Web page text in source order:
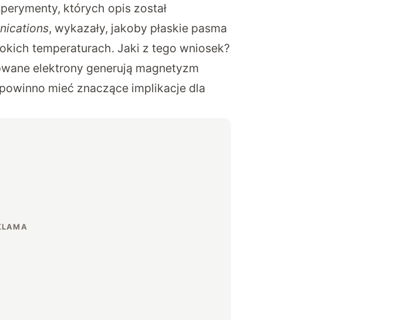
których opis został
, wykazały, jakoby płaskie pasma
temperaturach. Jaki z tego wniosek?
elektrony generują magnetyzm
mieć znaczące implikacje dla